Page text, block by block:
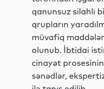
qanunsuz silahlı
qrupların
müvafiq
olunub. İbtidai
cinayət
sənədlər,